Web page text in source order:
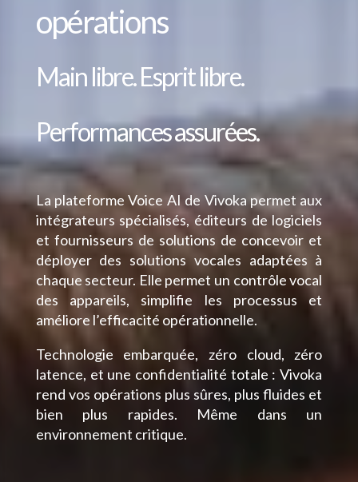
opérations
Main libre. Esprit libre.
Performances assurées.
La plateforme Voice AI de Vivoka permet aux
intégrateurs spécialisés, éditeurs de logiciels
et fournisseurs de solutions de concevoir et
déployer des solutions vocales adaptées à
chaque secteur. Elle permet un contrôle vocal
des appareils, simplifie les processus et
améliore l’efficacité opérationnelle.
Technologie embarquée, zéro cloud, zéro
latence, et une confidentialité totale : Vivoka
rend vos opérations plus sûres, plus fluides et
bien plus rapides. Même dans un
environnement critique.